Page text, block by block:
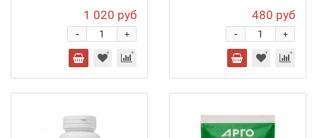
1 020 руб
+
-
480 руб
+
-